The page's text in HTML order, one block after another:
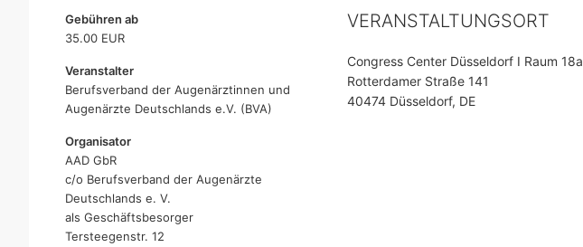
Gebühren ab
35.00 EUR
Veranstalter
Berufsverband der Augenärztinnen und
Augenärzte Deutschlands e.V. (BVA)
Organisator
AAD GbR
c/o Berufsverband der Augenärzte
Deutschlands e. V.
als Geschäftsbesorger
Tersteegenstr. 12
VERANSTALTUNGSORT
Congress Center Düsseldorf I Raum 18a
Rotterdamer Straße 141
40474 Düsseldorf, DE